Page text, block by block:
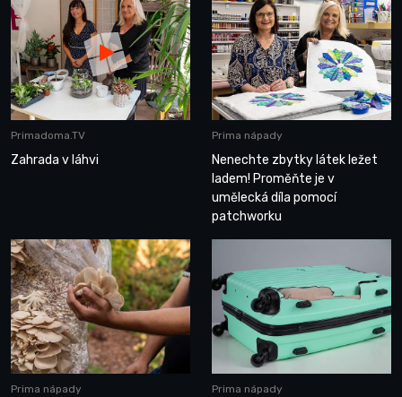
Primadoma.TV
Zahrada v láhvi
Prima nápady
Nenechte zbytky látek ležet
ladem! Proměňte je v
umělecká díla pomocí
patchworku
Prima nápady Prima nápady